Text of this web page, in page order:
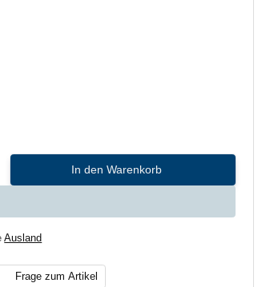
In den Warenkorb
Ausland
Frage zum Artikel